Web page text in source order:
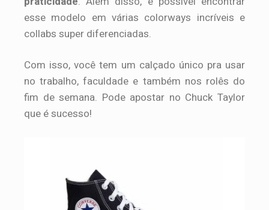
esse modelo em várias colorways incríveis e
collabs super diferenciadas.
Com isso, você tem um calçado único pra usar
no trabalho, faculdade e também nos rolês do
fim de semana. Pode apostar no Chuck Taylor
que é sucesso!